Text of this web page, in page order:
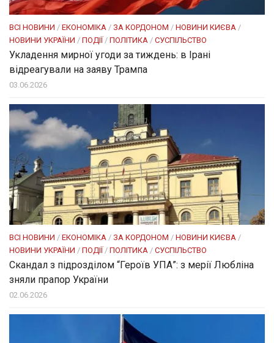
ВСІ НОВИНИ / ЕКОНОМІКА / ЗА КОРДОНОМ / НОВИНИ КИЄВА /
НОВИНИ УКРАЇНИ / ПОДІЇ / ПОЛІТИКА / СУСПІЛЬСТВО
Укладення мирної угоди за тиждень: в Ірані
відреагували на заяву Трампа
03.06.2026
ВСІ НОВИНИ / ЕКОНОМІКА / ЗА КОРДОНОМ / НОВИНИ КИЄВА /
НОВИНИ УКРАЇНИ / ПОДІЇ / ПОЛІТИКА / СУСПІЛЬСТВО
Скандал з підрозділом “Героїв УПА”: з мерії Любліна
зняли прапор України
02.06.2026